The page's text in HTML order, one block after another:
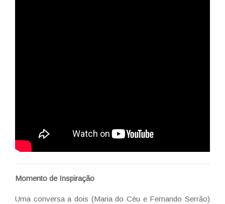
Momento de Inspiração
Uma conversa a dois (Maria do Céu e Fernando Serrão)